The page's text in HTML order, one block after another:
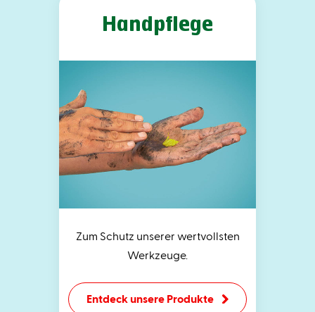
Handpflege
Zum Schutz unserer wertvollsten
Werkzeuge.
Entdeck unsere Produkte